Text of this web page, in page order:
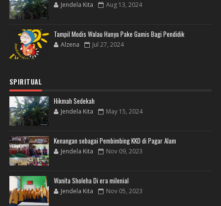
Jendela Kita Aug 13, 2024
Tampil Modis Walau Hanya Pake Gamis Bagi Pendidik
Alzena Jul 27, 2024
SPIRITUAL
Hikmah Sedekah
Jendela Kita May 15, 2024
Kenangan sebagai Pembimbing KKD di Pagar Alam
Jendela Kita Nov 09, 2023
Wanita Sholeha Di era milenial
Jendela Kita Nov 05, 2023